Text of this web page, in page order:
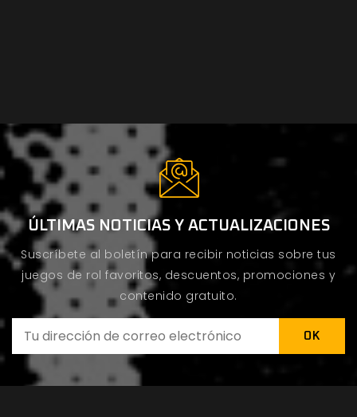
ÚLTIMAS NOTICIAS Y ACTUALIZACIONES
Suscríbete al boletín para recibir noticias sobre tus
juegos de rol favoritos, descuentos, promociones y
contenido gratuito.